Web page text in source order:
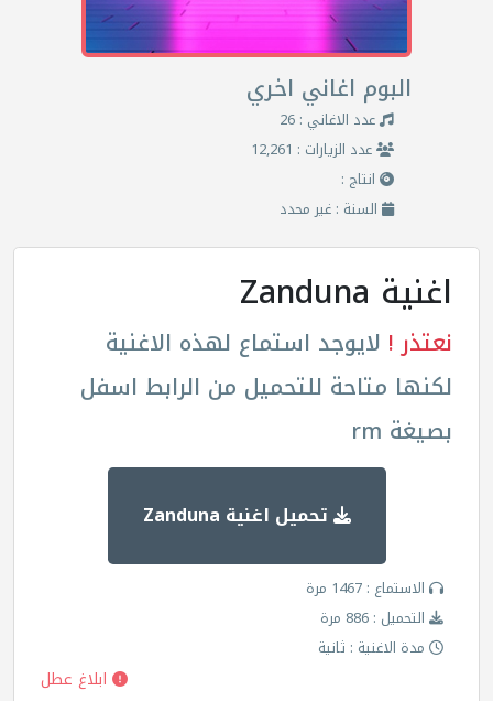
البوم اغاني اخري
عدد الاغاني : 26
عدد الزيارات : 12,261
انتاج :
السنة : غير محدد
اغنية Zanduna
نعتذر ! لايوجد استماع لهذه الاغنية
لكنها متاحة للتحميل من الرابط اسفل
بصيغة rm
تحميل اغنية Zanduna
الاستماع : 1467 مرة
التحميل : 886 مرة
مدة الاغنية : ثانية
ابلاغ عطل